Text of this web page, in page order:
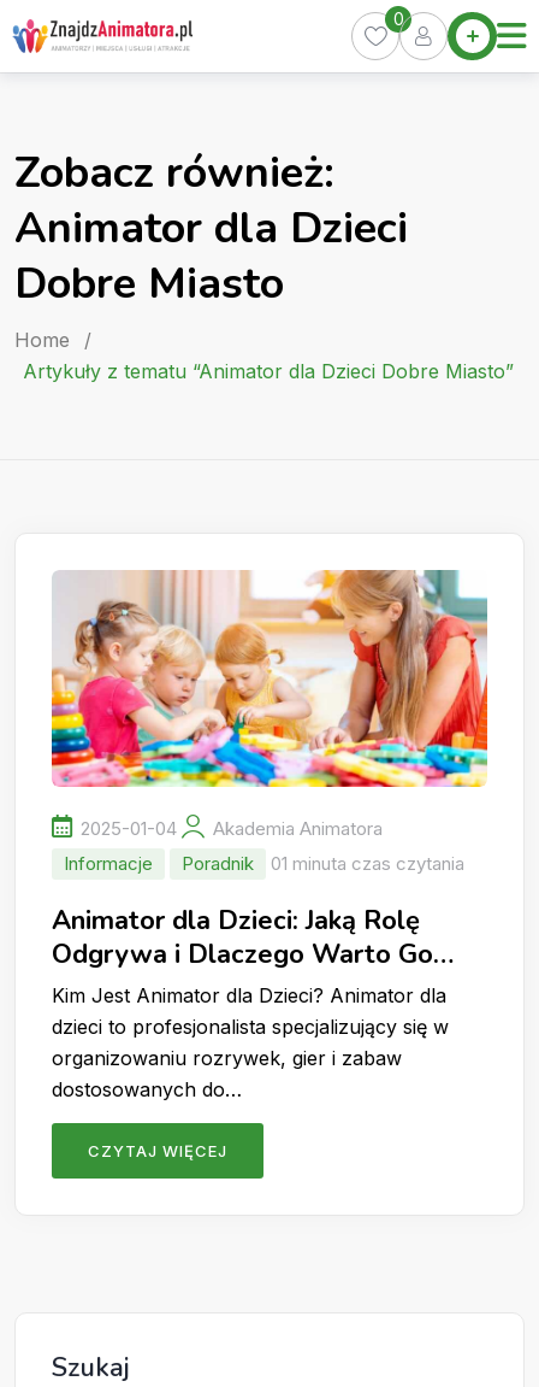
Skip
to
content
Home
Oferty
Kurs
0
Zobacz również:
Animator dla Dzieci
Dobre Miasto
Home
/
Artykuły z tematu “Animator dla Dzieci Dobre Miasto”
2025-01-04
Akademia Animatora
Informacje
Poradnik 01 minuta czas czytania
Animator dla Dzieci: Jaką Rolę
Odgrywa i Dlaczego Warto Go
Wynająć?
Kim Jest Animator dla Dzieci? Animator dla
dzieci to profesjonalista specjalizujący się w
organizowaniu rozrywek, gier i zabaw
dostosowanych do…
CZYTAJ WIĘCEJ
Szukaj